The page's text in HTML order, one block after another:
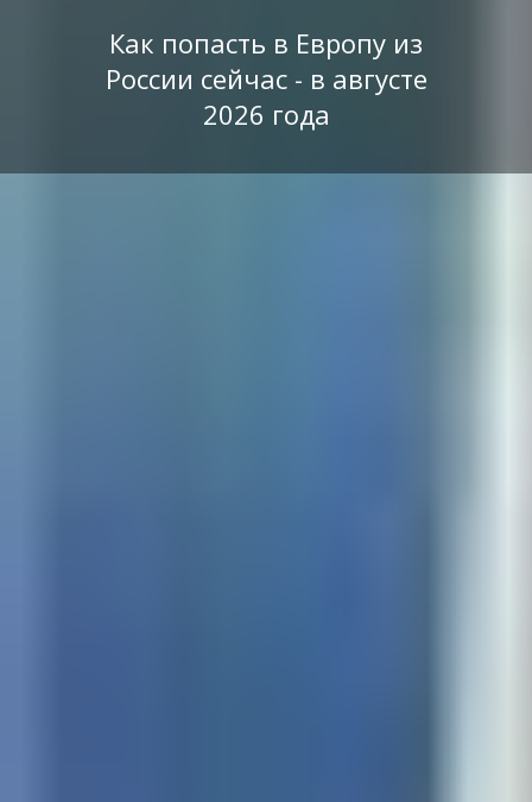
Как попасть в Европу из
России сейчас - в августе
2026 года